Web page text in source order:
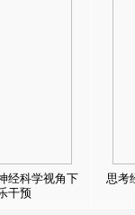
经科学视角下
干预
思考